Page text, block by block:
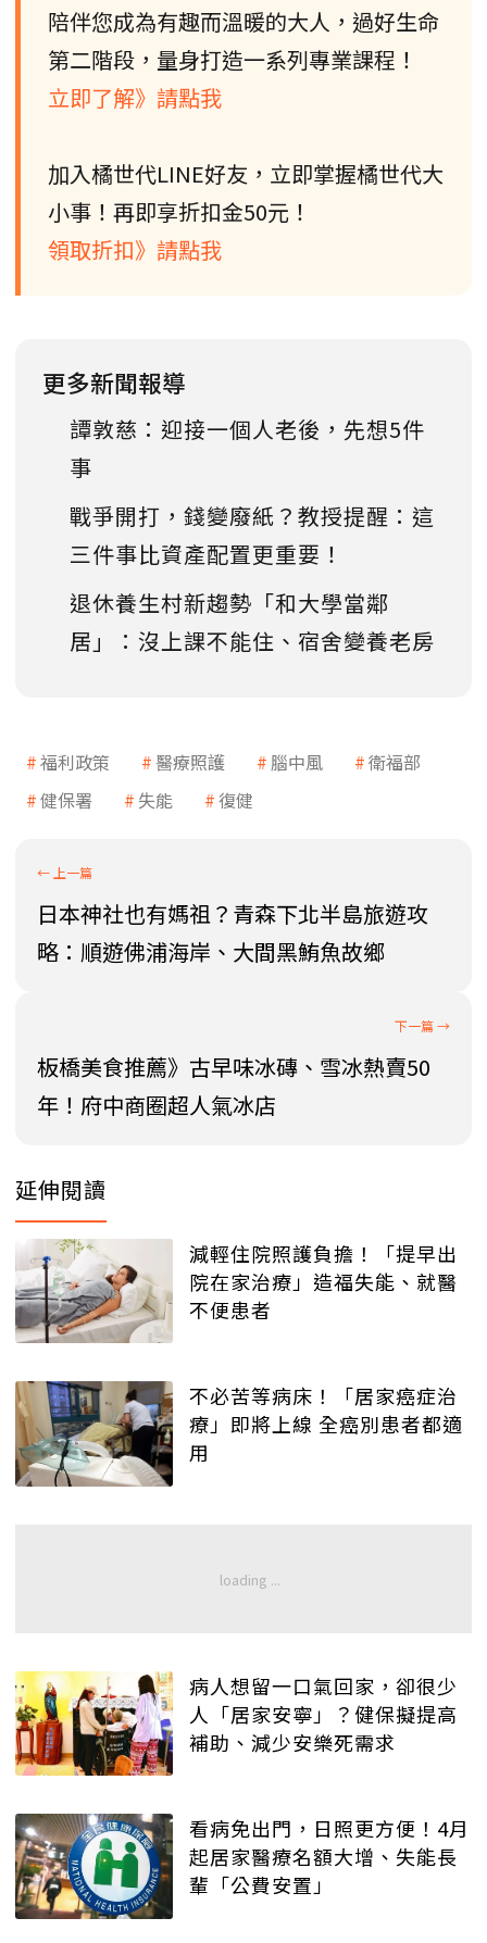
陪伴您成為有趣而溫暖的大人，過好生命
第二階段，量身打造一系列專業課程！
立即了解》請點我
加入橘世代LINE好友，立即掌握橘世代大
小事！再即享折扣金50元！
領取折扣》請點我
更多新聞報導
譚敦慈：迎接一個人老後，先想5件
事
戰爭開打，錢變廢紙？教授提醒：這
三件事比資產配置更重要！
退休養生村新趨勢「和大學當鄰
居」：沒上課不能住、宿舍變養老房
福利政策 醫療照護 腦中風
衛福部
健保署
失能 復健
日本神社也有媽祖？青森下北半島旅遊攻
略：順遊佛浦海岸、大間黑鮪魚故鄉
板橋美食推薦》古早味冰磚、雪冰熱賣50
年！府中商圈超人氣冰店
延伸閱讀
減輕住院照護負擔！「提早出
院在家治療」造福失能、就醫
不便患者
不必苦等病床！「居家癌症治
療」即將上線 全癌別患者都適
用
病人想留一口氣回家，卻很少
人「居家安寧」？健保擬提高
補助、減少安樂死需求
看病免出門，日照更方便！4月
起居家醫療名額大增、失能長
輩「公費安置」